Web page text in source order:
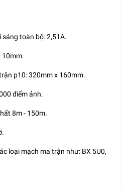
sáng toàn bộ: 2,51A.
10mm.
p10: 320mm x 160mm.
điểm ảnh.
8m - 150m.
loại mạch ma trận như: BX 5U0,